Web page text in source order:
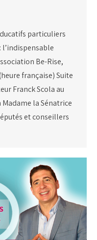
particuliers
l’indispensable
Be-Rise,
française) Suite
Franck Scola au
Madame la Sénatrice
et conseillers